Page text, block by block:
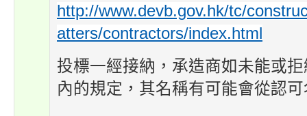
http://www.devb.gov.hk/tc/
atters/contractors/index.html
投標一經接納，承造商如未能或
內的規定，其名稱有可能會從認